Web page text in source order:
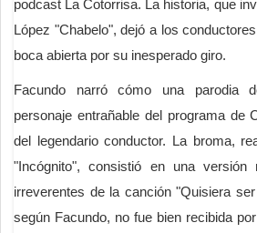
podcast La Cotorrisa. La historia, que
López "Chabelo", dejó a los
boca abierta por su inesperado giro.
Facundo narró cómo una parodia
personaje entrañable del programa de
del legendario conductor. La broma,
"Incógnito", consistió en una
irreverentes de la canción "Quisiera
según Facundo, no fue bien recibida